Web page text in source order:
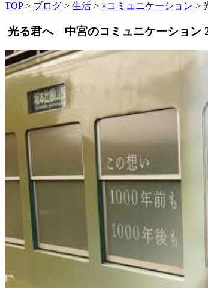
TOP> ブログ > 生活 > ×コミュニケーション >
光る君へ 中宮のコミュニケーション